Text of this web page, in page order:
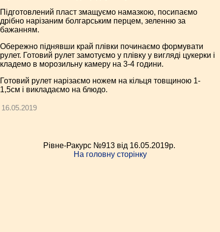
Підготовлений пласт змащуємо намазкою, посипаємо
дрібно нарізаним болгарським перцем, зеленню за
бажанням.
Обережно піднявши край плівки починаємо формувати
рулет. Готовий рулет замотуємо у плівку у вигляді цукерки і
кладемо в морозильну камеру на 3-4 години.
Готовий рулет нарізаємо ножем на кільця товщиною 1-
1,5см і викладаємо на блюдо.
16.05.2019
Рівне-Ракурс №913 від 16.05.2019p.
На головну сторінку